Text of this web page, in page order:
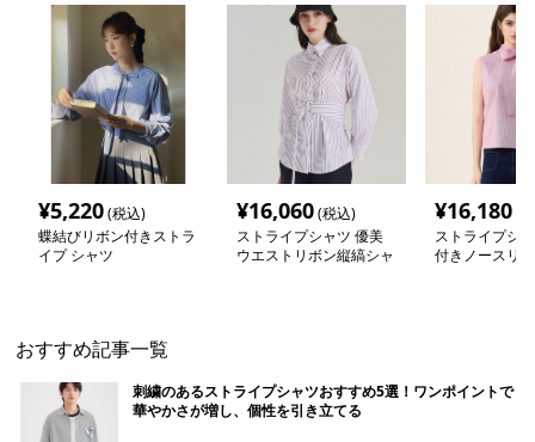
¥5,220(税込)
蝶結びリボン付きストラ
イプ シャツ
¥16,060(税込)
ストライプシャツ 優美
ウエストリボン縦縞シャ
¥16,180
ストライプシ
付きノースリ
おすすめ記事一覧
刺繍のあるストライプシャツおすすめ5選！ワンポイントで
華やかさが増し、個性を引き立てる